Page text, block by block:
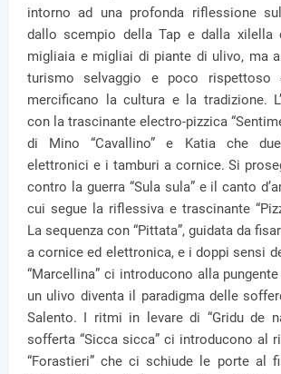
intorno ad una profonda riflessione
dallo scempio della Tap e dalla xilella
migliaia e migliai di piante di ulivo, ma
turismo selvaggio e poco
mercificano la cultura e la tradizione.
con la trascinante electro-pizzica
di Mino “Cavallino” e Katia che
elettronici e i tamburi a cornice. Si
contro la guerra “Sula sula” e il canto
cui segue la riflessiva e trascinante
La sequenza con “Pittata”, guidata da
a cornice ed elettronica, e i doppi sensi
“Marcellina” ci introducono alla
un ulivo diventa il paradigma delle
Salento. I ritmi in levare di “Gridu de
sofferta “Sicca sicca” ci introducono al
“Forastieri” che ci schiude le porte al